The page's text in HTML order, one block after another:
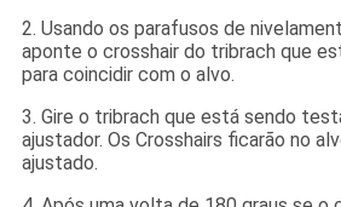
2. Usando os parafusos de
aponte o crosshair do tribrach que
para coincidir com o alvo.
3. Gire o tribrach que está sendo
ajustador. Os Crosshairs ficarão no
ajustado.